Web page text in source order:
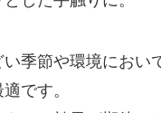
季節や環境におい
です。